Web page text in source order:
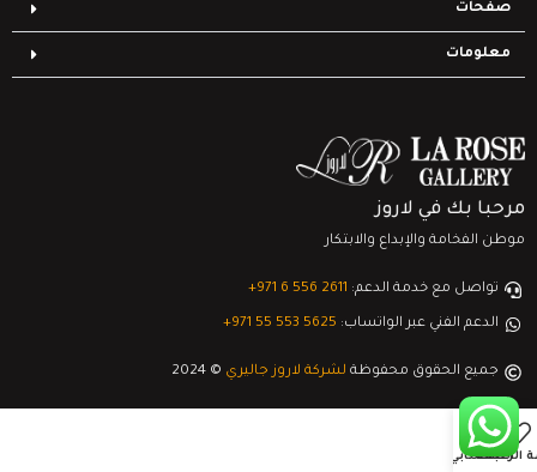
صفحات
معلومات
مرحبا بك في لاروز
موطن الفخامة والإبداع والابتكار
تواصل مع خدمة الدعم: ‎+971 6 556 2611
الدعم الفني عبر الواتساب: ‎+971 55 553 5625
جميع الحقوق محفوظة لشركة لاروز جاليري © 2024
الرغبات
السلةحسابي